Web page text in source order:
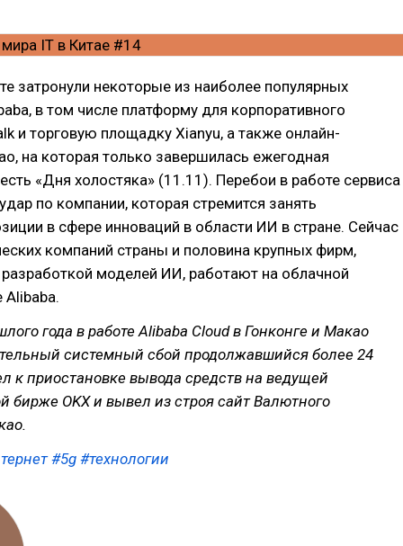
затронули некоторые из наиболее популярных
в том числе платформу для корпоративного
и торговую площадку Xianyu, а также онлайн-
на которая только завершилась ежегодная
«Дня холостяка» (11.11). Перебои в работе сервиса
по компании, которая стремится занять
в сфере инноваций в области ИИ в стране. Сейчас
компаний страны и половина крупных фирм,
моделей ИИ, работают на облачной
Alibaba.
года в работе Alibaba Cloud в Гонконге и Макао
системный сбой продолжавшийся более 24
к приостановке вывода средств на ведущей
бирже OKX и вывел из строя сайт Валютного
#5g #технологии